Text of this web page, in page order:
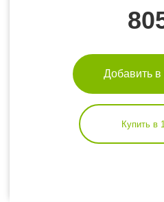
Добавить в
Купить в